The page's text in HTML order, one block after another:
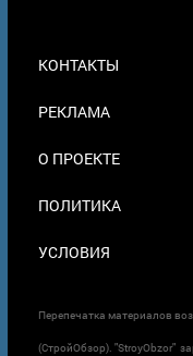
В
КОНТАКТЫ
РЕКЛАМА
О ПРОЕКТЕ
ПОЛИТИКА
УСЛОВИЯ
Перепечатка материалов
(СтройОбзор). "StroyObzor"